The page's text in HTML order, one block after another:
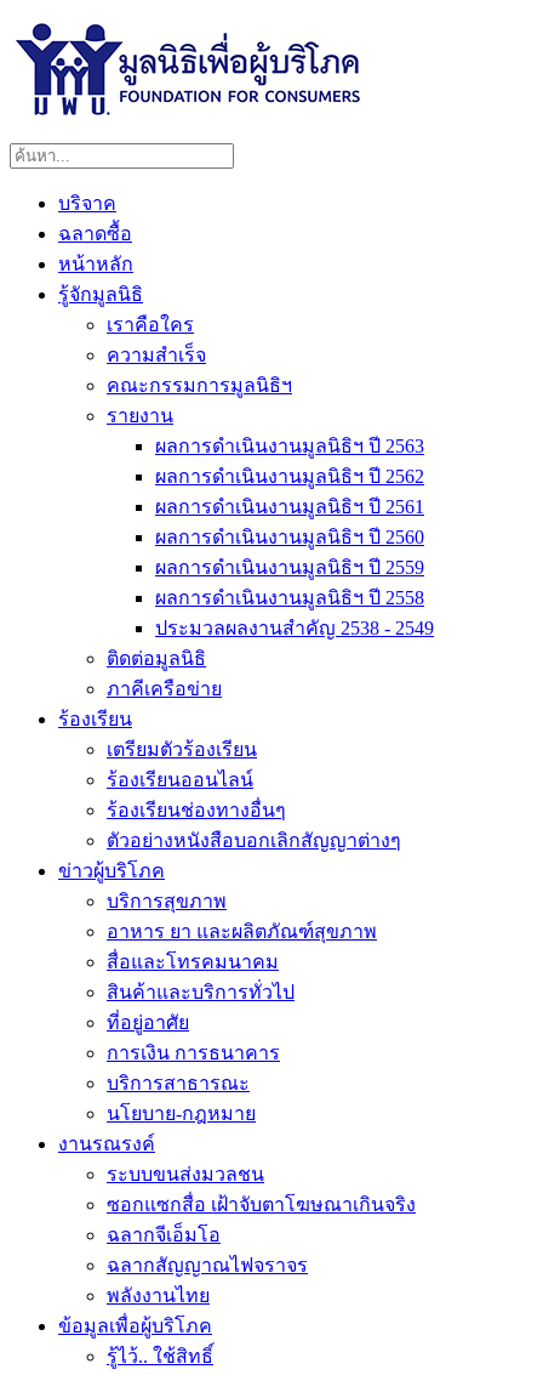
บริจาค
ฉลาดซื้อ
หน้าหลัก
รู้จักมูลนิธิ
เราคือใคร
ความสำเร็จ
คณะกรรมการมูลนิธิฯ
รายงาน
ผลการดำเนินงานมูลนิธิฯ ปี 2563
ผลการดำเนินงานมูลนิธิฯ ปี 2562
ผลการดำเนินงานมูลนิธิฯ ปี 2561
ผลการดำเนินงานมูลนิธิฯ ปี 2560
ผลการดำเนินงานมูลนิธิฯ ปี 2559
ผลการดำเนินงานมูลนิธิฯ ปี 2558
ประมวลผลงานสำคัญ 2538 - 2549
ติดต่อมูลนิธิ
ภาคีเครือข่าย
ร้องเรียน
เตรียมตัวร้องเรียน
ร้องเรียนออนไลน์
ร้องเรียนช่องทางอื่นๆ
ตัวอย่างหนังสือบอกเลิกสัญญาต่างๆ
ข่าวผู้บริโภค
บริการสุขภาพ
อาหาร ยา และผลิตภัณฑ์สุขภาพ
สื่อและโทรคมนาคม
สินค้าและบริการทั่วไป
ที่อยู่อาศัย
การเงิน การธนาคาร
บริการสาธารณะ
นโยบาย-กฎหมาย
งานรณรงค์
ระบบขนส่งมวลชน
ซอกแซกสื่อ เฝ้าจับตาโฆษณาเกินจริง
ฉลากจีเอ็มโอ
ฉลากสัญญาณไฟจราจร
พลังงานไทย
ข้อมูลเพื่อผู้บริโภค
รู้ไว้.. ใช้สิทธิ์